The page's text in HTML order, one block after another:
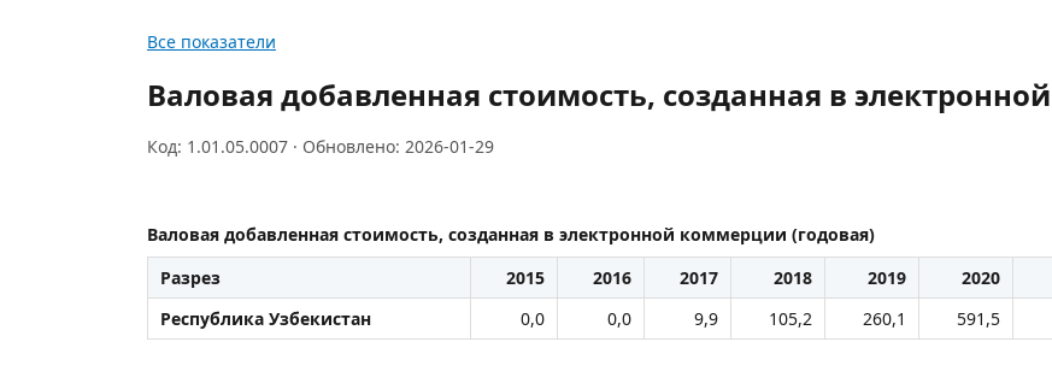
Все показатели
Валовая добавленная стоимость, созданная в
Код: 1.01.05.0007 · Обновлено: 2026-01-29
Валовая добавленная стоимость, созданная в электронной коммерции (годовая)
Разрез
2015 2016 2017 2018 2019 2020
Республика Узбекистан
0,0 0,0 9,9 105,2 260,1 591,5